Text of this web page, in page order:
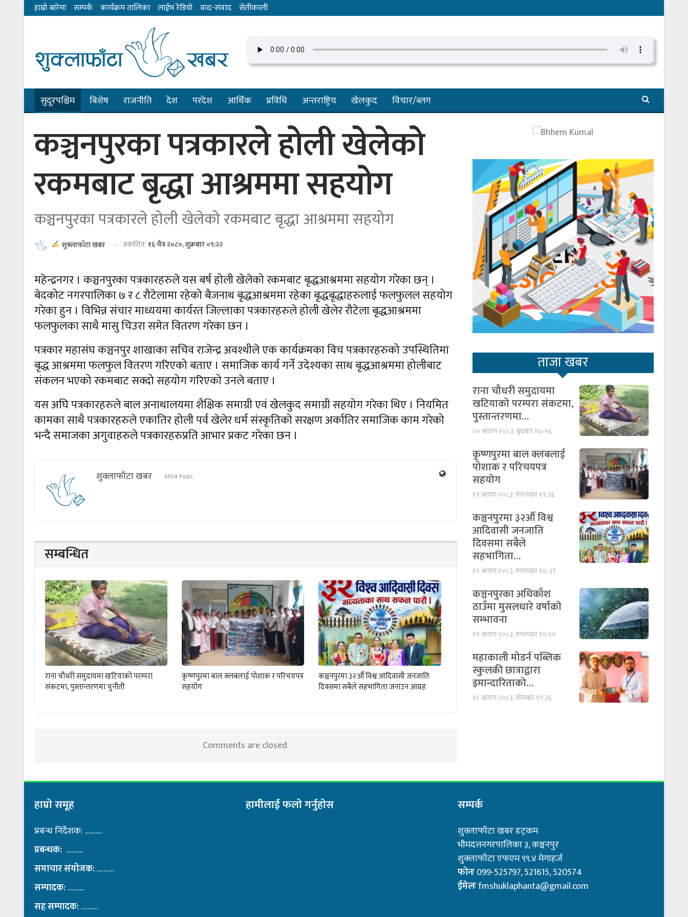
हाम्राे बारेमा सम्पर्क कार्यक्रम तालिका लाईभ रेडियाे वाद-संवाद सेतीकाली
सुदूरपश्चिम बिशेष राजनीति देश परदेश आर्थिक प्रविधि अन्तराष्ट्रिय खेलकुद विचार/ब्लग
कञ्चनपुरका पत्रकारले होली खेलेको
रकमबाट बृद्धा आश्रममा सहयोग
कञ्चनपुरका पत्रकारले होली खेलेको रकमबाट बृद्धा आश्रममा सहयोग
शुक्लाफाँटा खबर प्रकाशितः १६ चैत्र २०८०, शुक्रबार ०९:२२
महेन्द्रनगर । कञ्चनपुरका पत्रकारहरुले यस बर्ष होली खेलेको रकमबाट बृद्धआश्रममा सहयोग गरेका छन् ।
बेदकोट नगरपालिका ७ र ८ रौटेलामा रहेको बैजनाथ बृद्धआश्रममा रहेका बृद्धबृद्धाहरुलाई फलफुलल सहयोग
गरेका हुन । विभिन्न संचार माध्ययमा कार्यरत जिल्लाका पत्रकारहरुले होली खेलेर रौटेला बृद्धआश्रममा
फलफुलका साथै मासु चिउरा समेत वितरण गरेका छन ।
पत्रकार महासंघ कञ्चनपुर शाखाका सचिव राजेन्द्र अवश्थीले एक कार्यक्रमका विच पत्रकारहरुको उपस्थितिमा
बृद्ध आश्रममा फलफुल वितरण गरिएको बताए । समाजिक कार्य गर्ने उदेश्यका साथ बृद्धआश्रममा होलीबाट
संकलन भएको रकमबाट सक्दो सहयोग गरिएको उनले बताए ।
यस अघि पत्रकारहरुले बाल अनाथालयमा शैक्षिक समाग्री एवं खेलकुद समाग्री सहयोग गरेका थिए । नियमित
कामका साथै पत्रकारहरुले एकातिर होली पर्व खेलेर धर्म संस्कृतिको सरक्षण अर्कातिर समाजिक काम गरेको
भन्दै समाजका अगुवाहरुले पत्रकारहरुप्रति आभार प्रकट गरेका छन ।
शुक्लाफाँटा खबर 6954 Posts
सम्बन्धित
राना चौधरी समुदायमा खटियाको परम्परा
संकटमा, पुस्तान्तरणमा चुनौती
कृष्णपुरमा बाल क्लबलाई पोशाक र परिचयपत्र
सहयोग
कञ्चनपुरमा ३२औँ विश्व आदिवासी जनजाति
दिवसमा सबैले सहभागिता जनाउन आग्रह
Comments are closed.
ताजा खबर
राना चौधरी समुदायमा
खटियाको परम्परा संकटमा,
पुस्तान्तरणमा…
२० श्रावण २०८३, बुधबार १७:५६
कृष्णपुरमा बाल क्लबलाई
पोशाक र परिचयपत्र
सहयोग
१९ श्रावण २०८३, मंगलवार १९:३६
कञ्चनपुरमा ३२औँ विश्व
आदिवासी जनजाति
दिवसमा सबैले
सहभागिता…
१९ श्रावण २०८३, मंगलवार १७:३९
कञ्चनपुरका अधिकाँश
ठाउँमा मुसलधारे वर्षाको
सम्भावना
१९ श्रावण २०८३, मंगलवार १०:२०
महाकाली मोडर्न पब्लिक
स्कुलकी छात्राद्वारा
इमान्दारिताको…
१८ श्रावण २०८३, सोमबार १९:३६
हाम्राे समूह
प्रबन्ध निर्देशक: ……….
प्रबन्धक: ……….
समाचार संयोजक:……….
सम्पादक:……….
सह सम्पादक:……….
हामीलाई फलाे गर्नुहाेस सम्पर्क
शुक्लाफाँटा खबर डट्कम
भीमदत्तनगरपालिका ३, कञ्चनपुर
शुक्लाफाँटा एफएम ९९.४ मेगाहर्ज
फोनः099-525797, 521615, 520574
ईमेलःfmshuklaphanta@gmail.com